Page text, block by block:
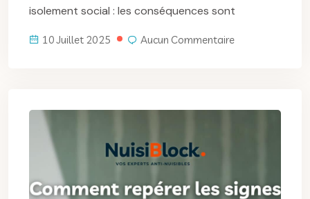
isolement social : les conséquences sont
10 Juillet 2025 Aucun Commentaire